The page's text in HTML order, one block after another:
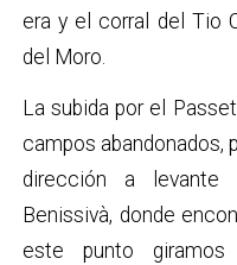
era y el corral del Tio
del Moro.
La subida por el
campos abandonados,
dirección a
Benissivà, donde
este punto